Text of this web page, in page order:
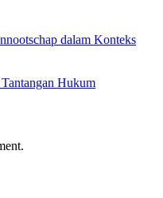
dalam Konteks
Hukum